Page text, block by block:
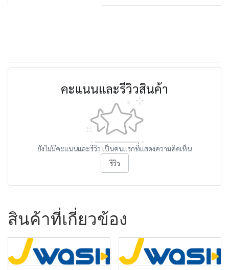
คะแนนและรีวิวสินค้า
ยังไม่มีคะแนนและรีวิว เป็นคนแรกที่แสดงความคิดเห็น
รีวิว
สินค้าที่เกี่ยวข้อง